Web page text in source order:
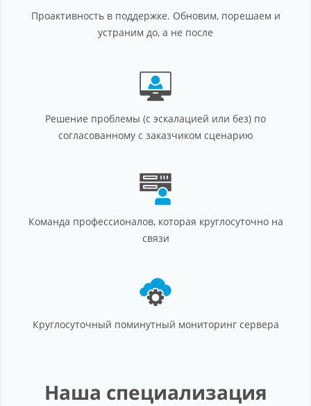
Проактивность в поддержке. Обновим, порешаем и
устраним до, а не после
Решение проблемы (с эскалацией или без) по
согласованному с заказчиком сценарию
Команда профессионалов, которая круглосуточно на
связи
Круглосуточный поминутный мониторинг сервера
Наша специализация